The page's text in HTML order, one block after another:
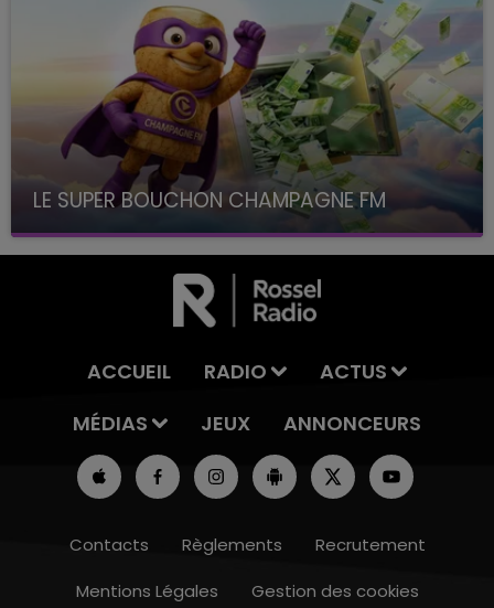
LE SUPER BOUCHON CHAMPAGNE FM
avec La Famille Champagne FM, à 8H10
ACCUEIL RADIO
ACTUS
MÉDIAS
JEUX ANNONCEURS
Contacts Règlements
Recrutement
Mentions Légales
Gestion des cookies